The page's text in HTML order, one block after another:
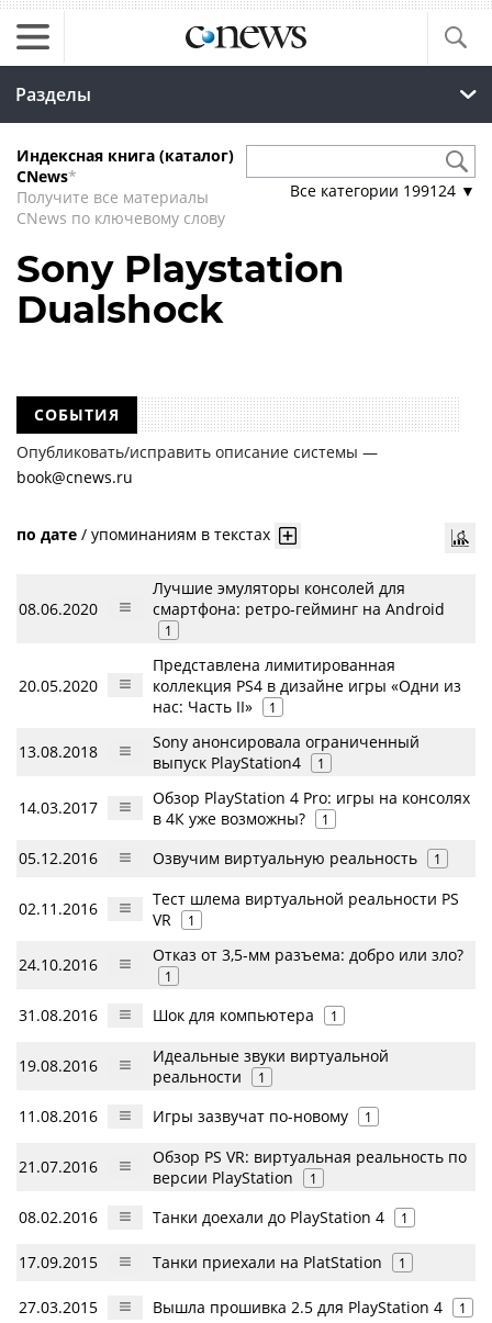
Разделы
Индексная книга (каталог)
CNews*
Получите все материалы
CNews по ключевому слову
Все категории 199124 ▼
Sony Playstation
Dualshock
СОБЫТИЯ
Опубликовать/исправить описание системы —
book@cnews.ru
по дате / упоминаниям в текстах
08.06.2020
Лучшие эмуляторы консолей для
смартфона: ретро-гейминг на Android
1
20.05.2020
Представлена лимитированная
коллекция PS4 в дизайне игры «Одни из
нас: Часть II»
1
13.08.2018
Sony анонсировала ограниченный
выпуск PlayStation4
1
14.03.2017
Обзор PlayStation 4 Pro: игры на консолях
в 4К уже возможны?
1
05.12.2016 Озвучим виртуальную реальность 1
02.11.2016
Тест шлема виртуальной реальности PS
VR
1
24.10.2016 Отказ от 3,5-мм разъема: добро или зло?
1
31.08.2016 Шок для компьютера 1
19.08.2016
Идеальные звуки виртуальной
реальности
1
11.08.2016 Игры зазвучат по-новому 1
21.07.2016
Обзор PS VR: виртуальная реальность по
версии PlayStation
1
08.02.2016 Танки доехали до PlayStation 4 1
17.09.2015 Танки приехали на PlatStation 1
27.03.2015 Вышла прошивка 2.5 для PlayStation 4 1